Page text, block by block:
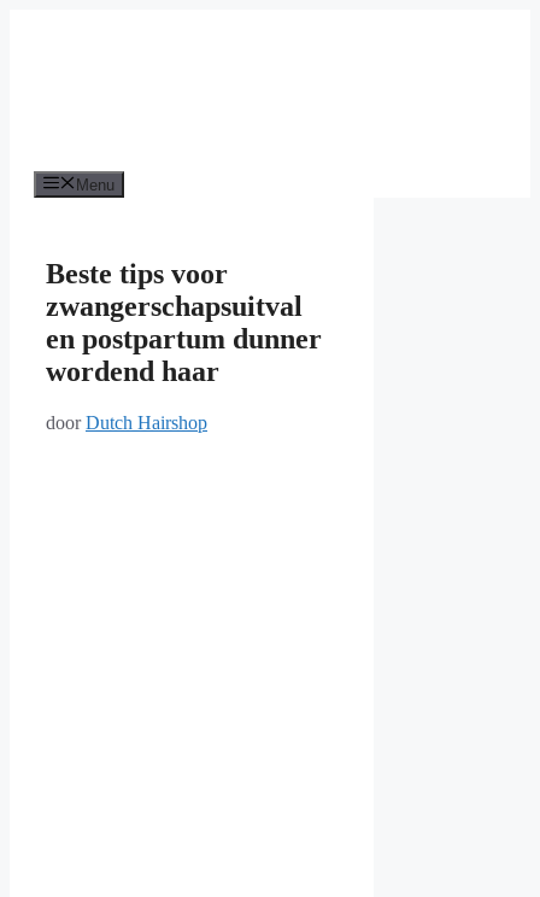
Menu
Beste tips voor
zwangerschapsuitval
en postpartum dunner
wordend haar
doorDutch Hairshop